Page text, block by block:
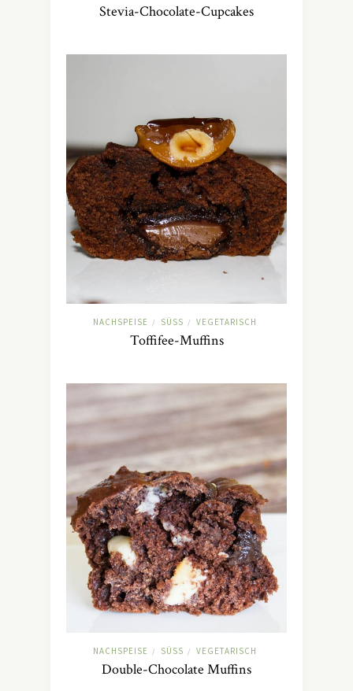
Stevia-Chocolate-Cupcakes
NACHSPEISE / SÜSS / VEGETARISCH
Toffifee-Muffins
NACHSPEISE / SÜSS / VEGETARISCH
Double-Chocolate Muffins